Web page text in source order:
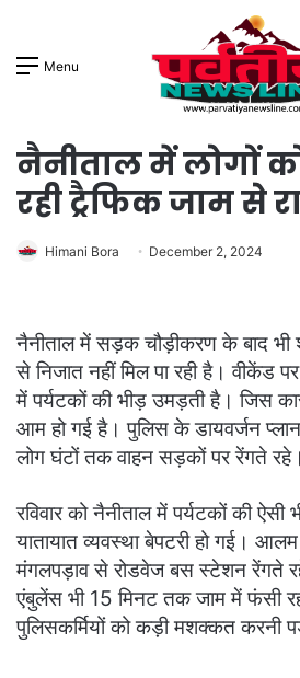
Menu
नैनीताल में लोगों
रही ट्रैफिक जाम से
Himani Bora December 2, 2024
नैनीताल में सड़क चौड़ीकरण के बाद भी
से निजात नहीं मिल पा रही है। वीकेंड
में पर्यटकों की भीड़ उमड़ती है। जिस
आम हो गई है। पुलिस के डायवर्जन
लोग घंटों तक वाहन सड़कों पर रेंगते रहे।
रविवार को नैनीताल में पर्यटकों की
यातायात व्यवस्था बेपटरी हो गई।
मंगलपड़ाव से रोडवेज बस स्टेशन रेंगते
एंबुलेंस भी 15 मिनट तक जाम में फंसी
पुलिसकर्मियों को कड़ी मशक्कत करनी